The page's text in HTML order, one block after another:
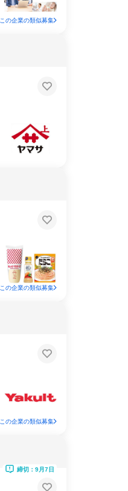
この企業の類似募集
この企業の類似募集
この企業の類似募集
締切：9月7日